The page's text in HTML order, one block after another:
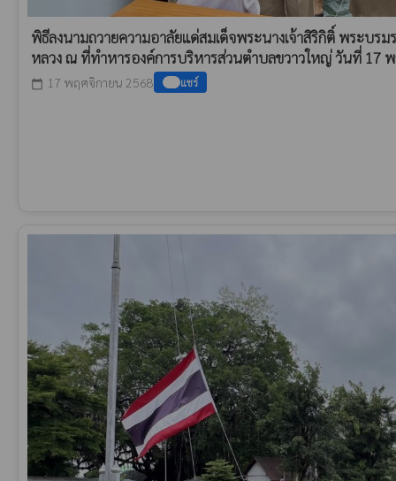
พิธีลงนามถวายความอาลัยแด่สมเด็จพระนางเจ้าสิริกิติ์ พระบ
หลวง ณ ที่ทำหารองค์การบริหารส่วนตำบลขวาวใหญ่ วันที่ 17
calendar_today 17 พฤศจิกายน 2568 แชร์